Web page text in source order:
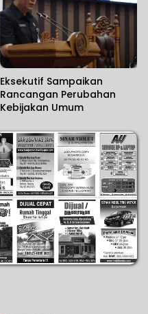
Eksekutif Sampaikan
Rancangan Perubahan
Kebijakan Umum